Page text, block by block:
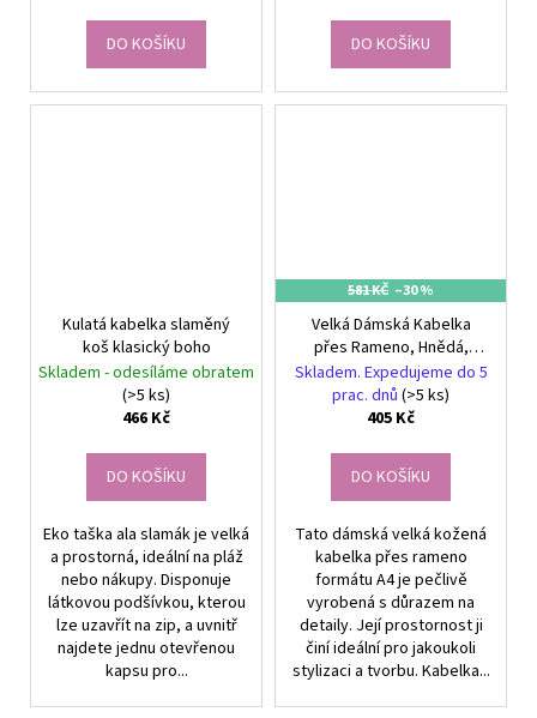
DO KOŠÍKU DO KOŠÍKU
Kulatá kabelka slaměný
koš klasický boho
Skladem - odesíláme obratem
(>5 ks)
466 Kč
DO KOŠÍKU
Eko taška ala slamák je velká
a prostorná, ideální na pláž
nebo nákupy. Disponuje
látkovou podšívkou, kterou
lze uzavřít na zip, a uvnitř
najdete jednu otevřenou
kapsu pro...
581 KČ –30 %
Velká Dámská Kabelka
přes Rameno, Hnědá,
Ekologická Kůže, Formát
A4
Skladem. Expedujeme do 5
prac. dnů (>5 ks)
405 Kč
DO KOŠÍKU
Tato dámská velká kožená
kabelka přes rameno
formátu A4 je pečlivě
vyrobená s důrazem na
detaily. Její prostornost ji
činí ideální pro jakoukoli
stylizaci a tvorbu. Kabelka...